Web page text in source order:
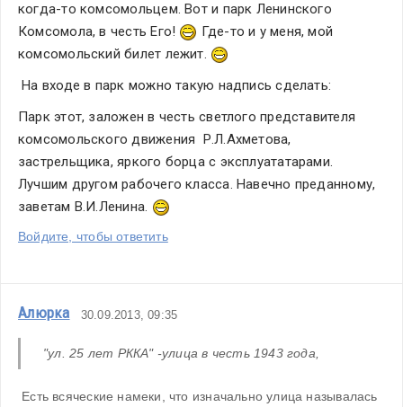
когда-то комсомольцем. Вот и парк Ленинского
Комсомола, в честь Его!
Где-то и у меня, мой
комсомольский билет лежит.
На входе в парк можно такую надпись сделать:
Парк этот, заложен в честь светлого представителя
комсомольского движения  Р.Л.Ахметова,
застрельщика, яркого борца с эксплуататарами.
Лучшим другом рабочего класса. Навечно преданному,
заветам В.И.Ленина.
Войдите, чтобы ответить
Алюрка 30.09.2013, 09:35
"ул. 25 лет РККА" -улица в честь 1943 года,